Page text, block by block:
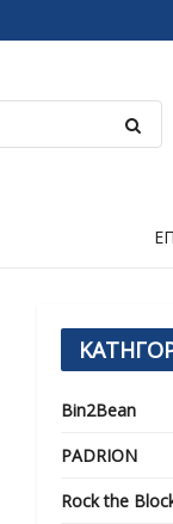
Bin2Bean
PADRION
Rock the